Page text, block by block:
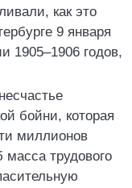
как это
9 января
1905–1906 годов,
бойни, которая
миллионов
масса трудового